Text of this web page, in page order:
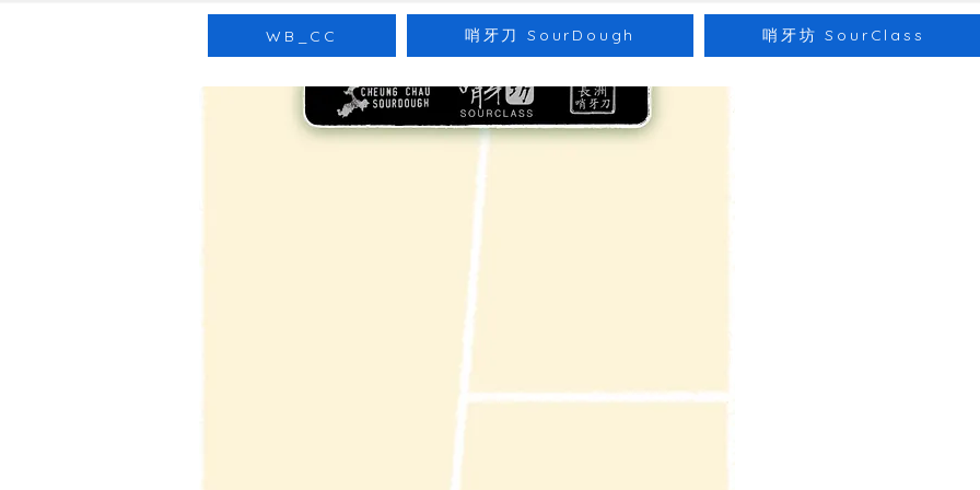
WB_CC 哨牙刀 SourDough 哨牙坊 SourClass